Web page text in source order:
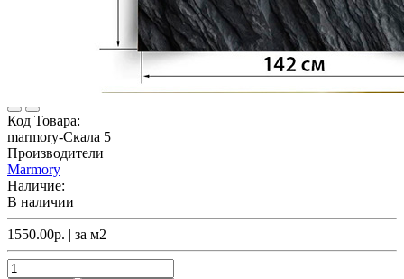
Код Товара:
marmory-Скала 5
Производители
Marmory
Наличие:
В наличии
1550.00р. | за м2